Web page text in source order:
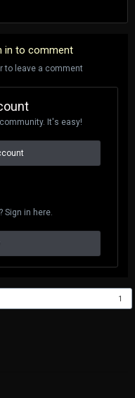
in to comment
to leave a comment
It's easy!
Sign in here.
1